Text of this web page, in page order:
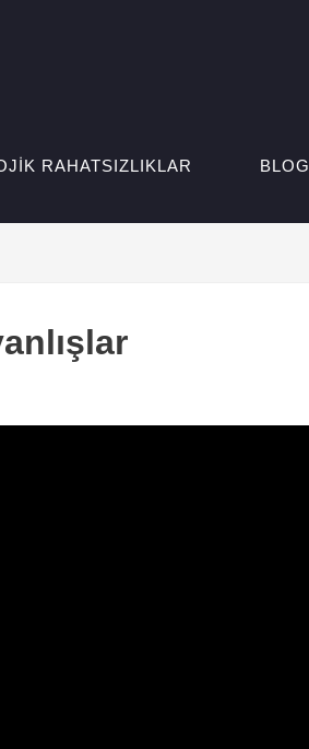
RAHATSIZLIKLAR BLOG